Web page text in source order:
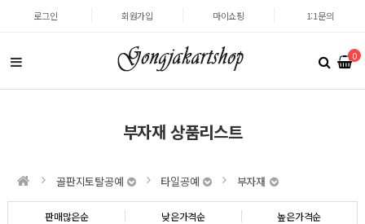
로그인 회원가입 마이쇼핑 1:1문의
0
부자재 상품리스트
골판지토탈공예 타일공예 부자재
판매많은순 낮은가격순 높은가격순